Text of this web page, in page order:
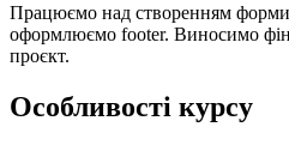
Працюємо над створенням форми
оформлюємо footer. Виносимо
проєкт.
Особливості курсу